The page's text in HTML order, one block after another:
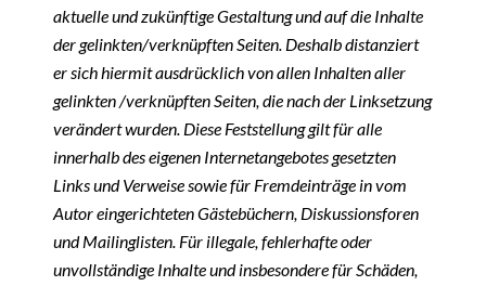
aktuelle und zukünftige Gestaltung und auf die Inhalte
der gelinkten/verknüpften Seiten. Deshalb distanziert
er sich hiermit ausdrücklich von allen Inhalten aller
gelinkten /verknüpften Seiten, die nach der Linksetzung
verändert wurden. Diese Feststellung gilt für alle
innerhalb des eigenen Internetangebotes gesetzten
Links und Verweise sowie für Fremdeinträge in vom
Autor eingerichteten Gästebüchern, Diskussionsforen
und Mailinglisten. Für illegale, fehlerhafte oder
unvollständige Inhalte und insbesondere für Schäden,